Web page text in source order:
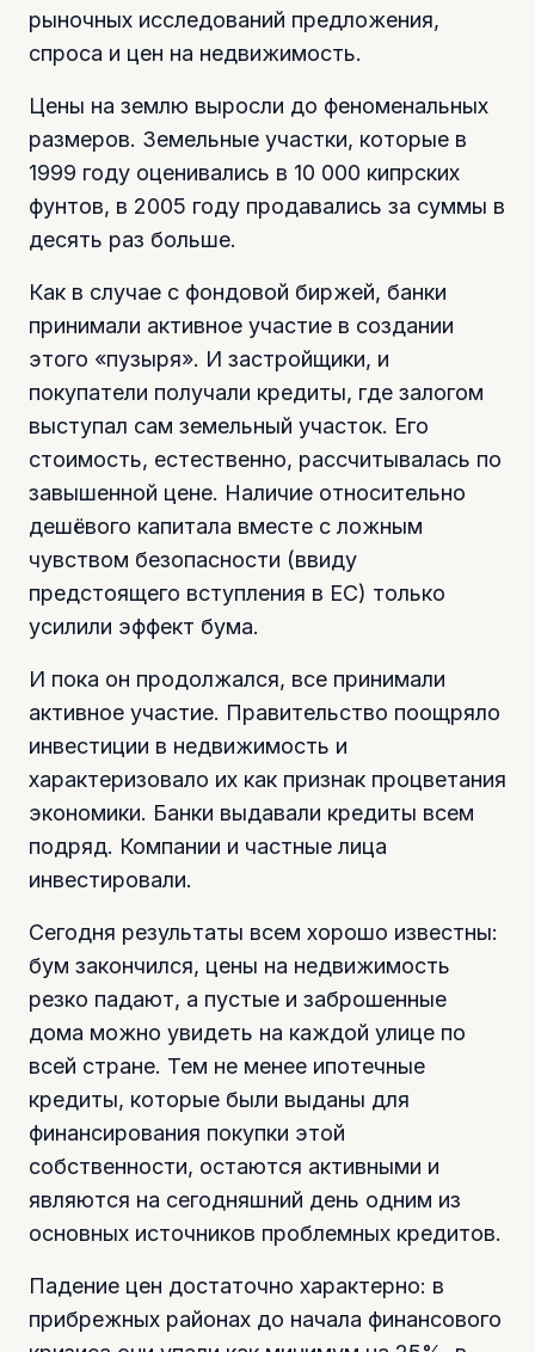
рыночных исследований предложения,
спроса и цен на недвижимость.
Цены на землю выросли до феноменальных
размеров. Земельные участки, которые в
1999 году оценивались в 10 000 кипрских
фунтов, в 2005 году продавались за суммы в
десять раз больше.
Как в случае с фондовой биржей, банки
принимали активное участие в создании
этого «пузыря». И застройщики, и
покупатели получали кредиты, где залогом
выступал сам земельный участок. Его
стоимость, естественно, рассчитывалась по
завышенной цене. Наличие относительно
дешёвого капитала вместе с ложным
чувством безопасности (ввиду
предстоящего вступления в ЕС) только
усилили эффект бума.
И пока он продолжался, все принимали
активное участие. Правительство поощряло
инвестиции в недвижимость и
характеризовало их как признак процветания
экономики. Банки выдавали кредиты всем
подряд. Компании и частные лица
инвестировали.
Сегодня результаты всем хорошо известны:
бум закончился, цены на недвижимость
резко падают, а пустые и заброшенные
дома можно увидеть на каждой улице по
всей стране. Тем не менее ипотечные
кредиты, которые были выданы для
финансирования покупки этой
собственности, остаются активными и
являются на сегодняшний день одним из
основных источников проблемных кредитов.
Падение цен достаточно характерно: в
прибрежных районах до начала финансового